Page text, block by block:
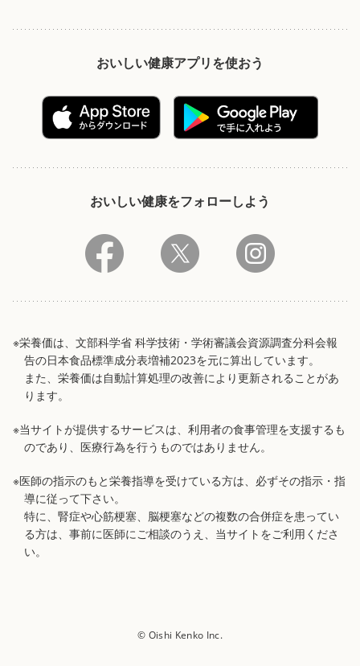
おいしい健康アプリを使おう
おいしい健康をフォローしよう
※栄養価は、文部科学省 科学技術・学術審議会資源調査分科会報
告の日本食品標準成分表増補2023を元に算出しています。
また、栄養価は自動計算処理の改善により更新されることがあ
ります。
※当サイトが提供するサービスは、利用者の食事管理を支援するも
のであり、医療行為を行うものではありません。
※医師の指示のもと栄養指導を受けている方は、必ずその指示・指
導に従って下さい。
特に、腎症や心筋梗塞、脳梗塞などの複数の合併症を患ってい
る方は、事前に医師にご相談のうえ、当サイトをご利用くださ
い。
© Oishi Kenko Inc.